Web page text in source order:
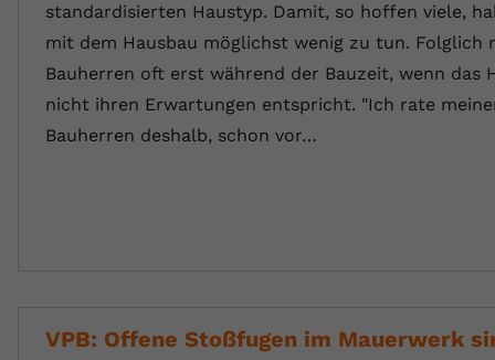
standardisierten Haustyp. Damit, so hoffen viele,
mit dem Hausbau möglichst wenig zu tun. Folglich
Bauherren oft erst während der Bauzeit, wenn das
nicht ihren Erwartungen entspricht. "Ich rate
Bauherren deshalb, schon vor…
VPB: Offene Stoßfugen im Mauerwerk